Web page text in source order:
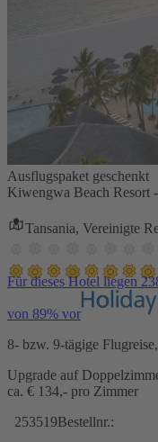
Ausflugspaket geschenkt
Kiwengwa Beach Resort
Tansania, Vereinigte
Für dieses Hotel liegen
von 89% vor
8- bzw. 9-tägige
Upgrade auf
ca. € 134,- pro Zimmer
253519Bestellnr.: